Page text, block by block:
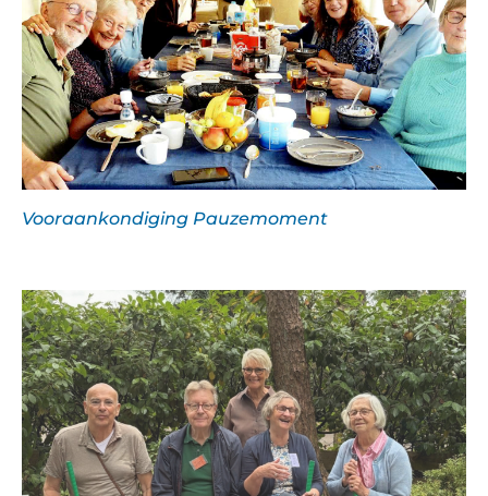
Vooraankondiging Pauzemoment